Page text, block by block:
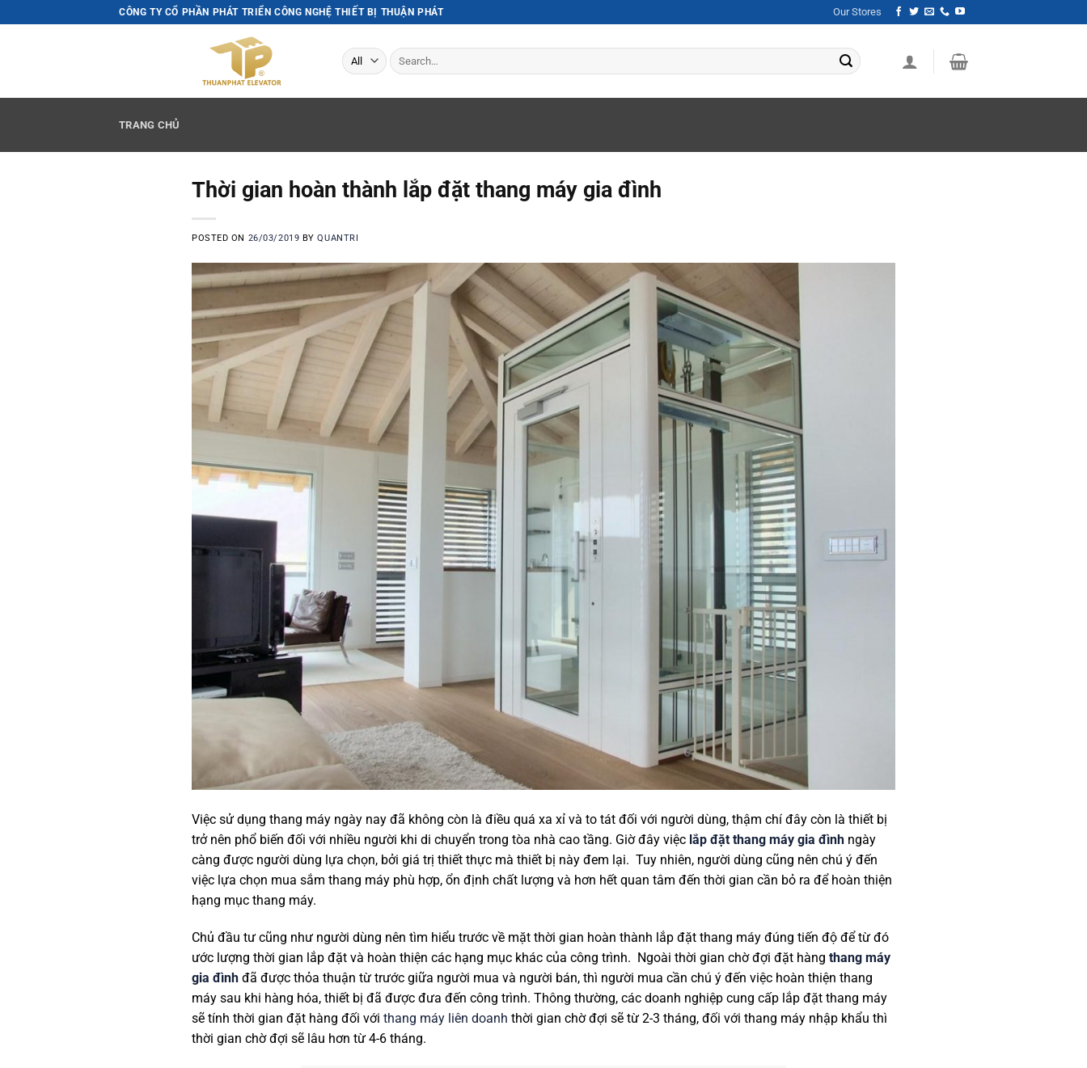
to
CÔNG TY CỔ PHẦN PHÁT TRIỂN CÔNG NGHỆ THIẾT BỊ THUẬN PHÁT Our Stores
Search
for:
TRANG CHỦ
Thời gian hoàn thành lắp đặt thang máy gia đình
POSTED ON 26/03/2019 BYQUANTRI
Việc sử dụng thang máy ngày nay đã không còn là điều quá xa xỉ và to tát đối với người dùng, thậm chí đây còn là thiết bị
trở nên phổ biến đối với nhiều người khi di chuyển trong tòa nhà cao tầng. Giờ đây việc lắp đặt thang máy gia đình ngày
càng được người dùng lựa chọn, bởi giá trị thiết thực mà thiết bị này đem lại. Tuy nhiên, người dùng cũng nên chú ý đến
việc lựa chọn mua sắm thang máy phù hợp, ổn định chất lượng và hơn hết quan tâm đến thời gian cần bỏ ra để hoàn thiện
hạng mục thang máy.
Chủ đầu tư cũng như người dùng nên tìm hiểu trước về mặt thời gian hoàn thành lắp đặt thang máy đúng tiến độ để từ đó
ước lượng thời gian lắp đặt và hoàn thiện các hạng mục khác của công trình. Ngoài thời gian chờ đợi đặt hàng thang máy
gia đình đã được thỏa thuận từ trước giữa người mua và người bán, thì người mua cần chú ý đến việc hoàn thiện thang
máy sau khi hàng hóa, thiết bị đã được đưa đến công trình. Thông thường, các doanh nghiệp cung cấp lắp đặt thang máy
sẽ tính thời gian đặt hàng đối với thang máy liên doanh thời gian chờ đợi sẽ từ 2-3 tháng, đối với thang máy nhập khẩu thì
thời gian chờ đợi sẽ lâu hơn từ 4-6 tháng.